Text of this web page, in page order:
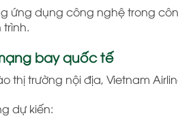
ứng dụng công nghệ trong
bay quốc tế
thị trường nội địa, Vietnam
dự kiến: